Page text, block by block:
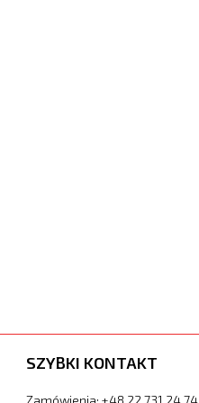
SZYBKI KONTAKT
Zamówienia: +48 22 731 24 74